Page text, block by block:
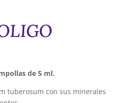
de 5 ml.
tuberosum con sus minerales